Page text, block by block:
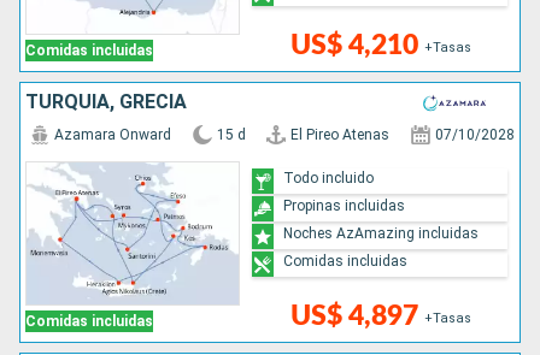
Comidas incluidas US$ 4,210 +Tasas
TURQUÍA, GRECIA
Comidas incluidas
Azamara Onward 15 d El Pireo Atenas 07/10/2028
US$ 4,897 +Tasas
Todo incluido
Propinas incluidas
Noches AzAmazing incluidas
Comidas incluidas